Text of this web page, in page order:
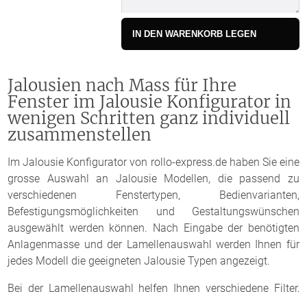
IN DEN WARENKORB LEGEN
Jalousien nach Mass für Ihre
Fenster im Jalousie Konfigurator in
wenigen Schritten ganz individuell
zusammenstellen
Im Jalousie Konfigurator von rollo-express.de haben Sie eine
grosse Auswahl an Jalousie Modellen, die passend zu
verschiedenen Fenstertypen, Bedienvarianten,
Befestigungsmöglichkeiten und Gestaltungswünschen
ausgewählt werden können. Nach Eingabe der benötigten
Anlagenmasse und der Lamellenauswahl werden Ihnen für
jedes Modell die geeigneten Jalousie Typen angezeigt.
Bei der Lamellenauswahl helfen Ihnen verschiedene Filter,